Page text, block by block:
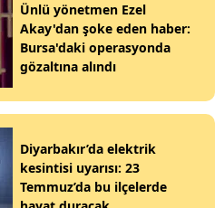
Ünlü yönetmen Ezel
Akay'dan şoke eden haber:
Bursa'daki operasyonda
gözaltına alındı
Diyarbakır’da elektrik
kesintisi uyarısı: 23
Temmuz’da bu ilçelerde